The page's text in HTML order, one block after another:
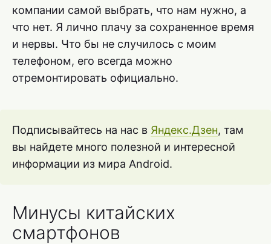
компании самой выбрать, что нам нужно, а
что нет. Я лично плачу за сохраненное время
и нервы. Что бы не случилось с моим
телефоном, его всегда можно
отремонтировать официально.
Подписывайтесь на нас в Яндекс.Дзен, там
вы найдете много полезной и интересной
информации из мира Android.
Минусы китайских
смартфонов